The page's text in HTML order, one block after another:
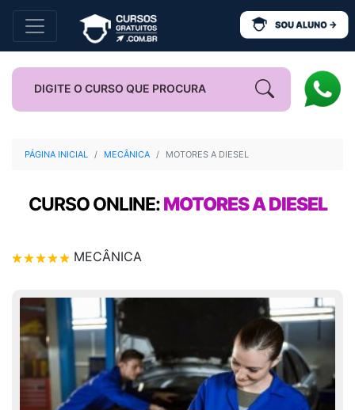
PÁGINA INICIAL MECÂNICA MOTORES A DIESEL
CURSO ONLINE:MOTORES A DIESEL
MECÂNICA